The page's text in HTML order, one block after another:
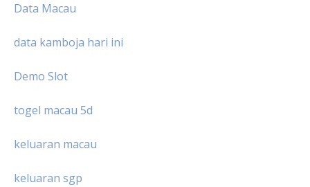
Data Macau
data kamboja hari ini
Demo Slot
togel macau 5d
keluaran macau
keluaran sgp